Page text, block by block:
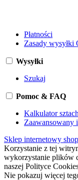
Płatności
Zasady wysyłki
Wysyłki
Szukaj
Pomoc & FAQ
Kalkulator
Zaawansowany
Sklep internetowy
Korzystanie z tej
wykorzystanie plików
naszej Polityce
Nie pokazuj więcej